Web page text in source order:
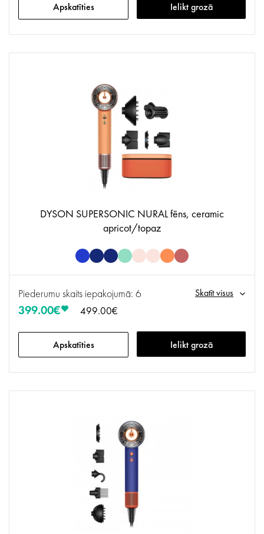
Apskatīties Ielikt grozā
DYSON SUPERSONIC NURAL fēns, ceramic
apricot/topaz
Piederumu skaits iepakojumā: 6 Skatīt visus
399.00€ 499.00€
Apskatīties Ielikt grozā